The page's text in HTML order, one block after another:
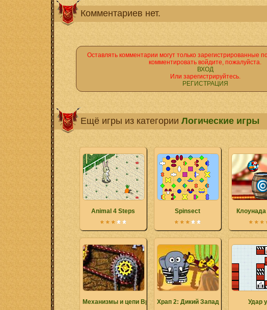
Комментариев нет.
Оставлять комментарии могут только зарегистрированные
комментировать войдите, пожалуйста.
ВХОД
Или зарегистрируйтесь.
РЕГИСТРАЦИЯ
Ещё игры из категории Логические игры
Animal 4 Steps Spinsect Клоунада
Механизмы и цепи ВращатьХрап 2: Дикий Запад Удар